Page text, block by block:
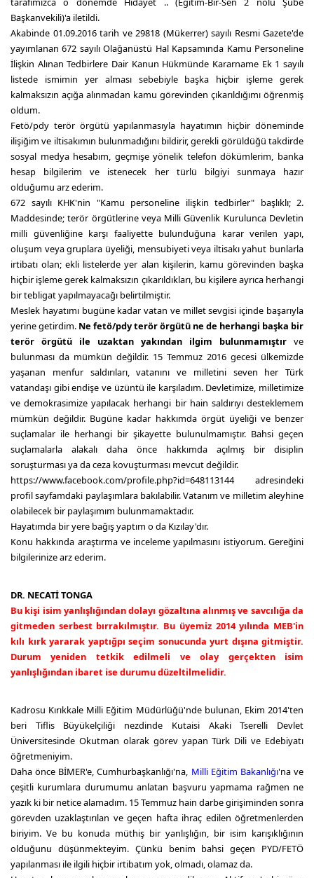
Başkanvekili)'a iletildi.
Akabinde 01.09.2016 tarih ve 29818 (Mükerrer) sayılı Resmi Gazete'de
yayımlanan 672 sayılı Olağanüstü Hal Kapsamında Kamu Personeline
İlişkin Alınan Tedbirlere Dair Kanun Hükmünde Kararname Ek 1 sayılı
listede ismimin yer alması sebebiyle başka hiçbir işleme gerek
kalmaksızın açığa alınmadan kamu görevinden çıkarıldığımı öğrenmiş
oldum.
Fetö/pdy terör örgütü yapılanmasıyla hayatımın hiçbir döneminde
ilişiğim ve iltisakımın bulunmadığını bildirir, gerekli görüldüğü takdirde
sosyal medya hesabım, geçmişe yönelik telefon dökümlerim, banka
hesap bilgilerim ve istenecek her türlü bilgiyi sunmaya hazır
olduğumu arz ederim.
672 sayılı KHK'nin "Kamu personeline ilişkin tedbirler" başlıklı; 2.
Maddesinde; terör örgütlerine veya Milli Güvenlik Kurulunca Devletin
milli güvenliğine karşı faaliyette bulunduğuna karar verilen yapı,
oluşum veya gruplara üyeliği, mensubiyeti veya iltisakı yahut bunlarla
irtibatı olan; ekli listelerde yer alan kişilerin, kamu görevinden başka
hiçbir işleme gerek kalmaksızın çıkarıldıkları, bu kişilere ayrıca herhangi
bir tebligat yapılmayacağı belirtilmiştir.
Meslek hayatımı bugüne kadar vatan ve millet sevgisi içinde başarıyla
yerine getirdim. Ne fetö/pdy terör örgütü ne de herhangi başka bir
terör örgütü ile uzaktan yakından ilgim bulunmamıştır ve
bulunması da mümkün değildir. 15 Temmuz 2016 gecesi ülkemizde
yaşanan menfur saldırıları, vatanını ve milletini seven her Türk
vatandaşı gibi endişe ve üzüntü ile karşıladım. Devletimize, milletimize
ve demokrasimize yapılacak herhangi bir hain saldırıyı desteklemem
mümkün değildir. Bugüne kadar hakkımda örgüt üyeliği ve benzer
suçlamalar ile herhangi bir şikayette bulunulmamıştır. Bahsi geçen
suçlamalarla alakalı daha önce hakkımda açılmış bir disiplin
soruşturması ya da ceza kovuşturması mevcut değildir.
https://www.facebook.com/profile.php?id=648113144 adresindeki
profil sayfamdaki paylaşımlara bakılabilir. Vatanım ve milletim aleyhine
olabilecek bir paylaşımım bulunmamaktadır.
Hayatımda bir yere bağış yaptım o da Kızılay'dır.
Konu hakkında araştırma ve inceleme yapılmasını istiyorum. Gereğini
bilgilerinize arz ederim.
DR. NECATİ TONGA
Bu kişi isim yanlışlığından dolayı gözaltına alınmış ve savcılığa da
gitmeden serbest bırrakılmıştır. Bu üyemiz 2014 yılında MEB'in
kılı kırk yararak yaptığpı seçim sonucunda yurt dışına gitmiştir.
Durum yeniden tetkik edilmeli ve olay gerçekten isim
yanlışlığından ibaret ise durumu düzeltilmelidir.
Kadrosu Kırıkkale Milli Eğitim Müdürlüğü'nde bulunan, Ekim 2014'ten
beri Tiflis Büyükelçiliği nezdinde Kutaisi Akaki Tserelli Devlet
Üniversitesinde Okutman olarak görev yapan Türk Dili ve Edebiyatı
öğretmeniyim.
Daha önce BİMER'e, Cumhurbaşkanlığı'na, Milli Eğitim Bakanlığı'na ve
çeşitli kurumlara durumumu anlatan başvuru yapmama rağmen ne
yazık ki bir netice alamadım. 15 Temmuz hain darbe girişiminden sonra
görevden uzaklaştırılan ve geçen hafta ihraç edilen öğretmenlerden
biriyim. Ve bu konuda müthiş bir yanlışlığın, bir isim karışıklığının
olduğunu düşünmekteyim. Çünkü benim bahsi geçen PYD/FETÖ
yapılanması ile ilgili hiçbir irtibatım yok, olmadı, olamaz da.